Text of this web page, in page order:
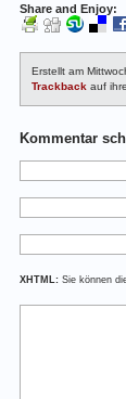
Share and Enjoy:
Erstellt am
Trackback auf
Kommentar
XHTML: Sie können